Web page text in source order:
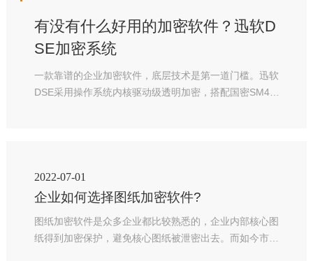
有没有什么好用的加密软件？迅软D
SE加密系统
一款靠谱的企业加密软件，底层技术是第一道门槛。迅软
DSE采用操作系统内核驱动级透明加密，搭配国密SM4、
2022-07-01
企业如何选择图纸加密软件?
图纸加密软件是众多企业都比较熟悉的，企业内部核心图
纸得到加密保护，避免核心图纸被泄密出去。而如今市场